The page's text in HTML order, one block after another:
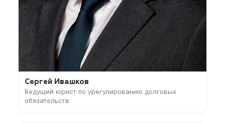
Сергей Ивашков
Ведущий юрист по урегулированию долговых
обязательств